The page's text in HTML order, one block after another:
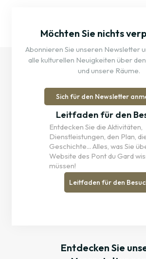
Möchten Sie nichts
Abonnieren Sie unseren Newsletter
alle kulturellen Neuigkeiten über
und unsere Räume.
Sich für den Newsletter
Leitfaden für den
Entdecken Sie die Aktivitäten,
Dienstleistungen, den Plan,
Geschichte... Alles, was Sie
Website des Pont du Gard
müssen!
Leitfaden für den
Entdecken Sie